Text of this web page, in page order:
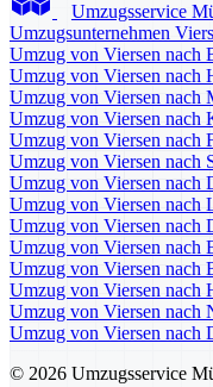
Umzugsservice
Umzugsunternehmen
Umzug von Viersen nach
Umzug von Viersen nach
Umzug von Viersen nach
Umzug von Viersen nach
Umzug von Viersen nach
Umzug von Viersen nach
Umzug von Viersen nach
Umzug von Viersen nach
Umzug von Viersen nach
Umzug von Viersen nach
Umzug von Viersen nach
Umzug von Viersen nach
Umzug von Viersen nach
Umzug von Viersen nach
© 2026 Umzugsservice